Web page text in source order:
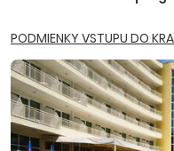
PODMIENKY VSTUPU DO